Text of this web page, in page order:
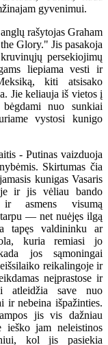
gyvenimui.
rašytojas Graham
Glory." Jis pasakoja
persekiojimų
liepiama vesti ir
kiti atsisako
Jie keliauja iš vietos į
nuo sunkiai
vystosi kunigo
- Putinas vaizduoja
Skirtumas čia
kunigas Vasaris
ir jis vėliau bando
asmens visumą
— net nuėjęs ilgą
tapęs valdininku ar
kuria remiasi jo
jos sąmoningai
reikalingoje ir
neįprastose ir
atleidžia save nuo
ir nebeina išpažinties.
jis vis dažniau
ieško jam neleistinos
kol jis pasiekia